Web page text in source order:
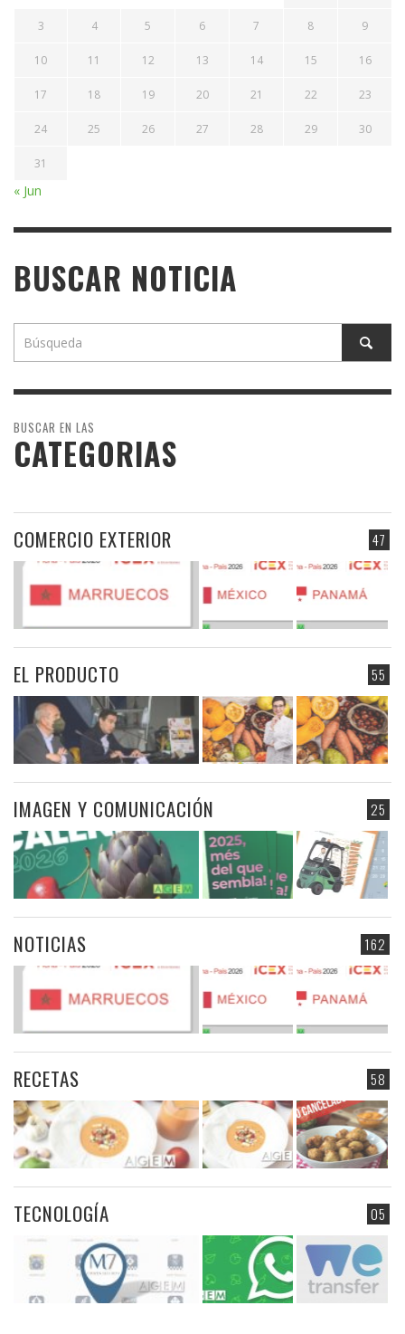
3 4 5 6 7 8 9
10 11 12 13 14 15 16
17 18 19 20 21 22 23
24 25 26 27 28 29 30
31
« Jun
BUSCAR NOTICIA
BUSCAR EN LAS
CATEGORIAS
47
COMERCIO EXTERIOR
55
EL PRODUCTO
25
IMAGEN Y COMUNICACIÓN
162
NOTICIAS
58
RECETAS
05
TECNOLOGÍA